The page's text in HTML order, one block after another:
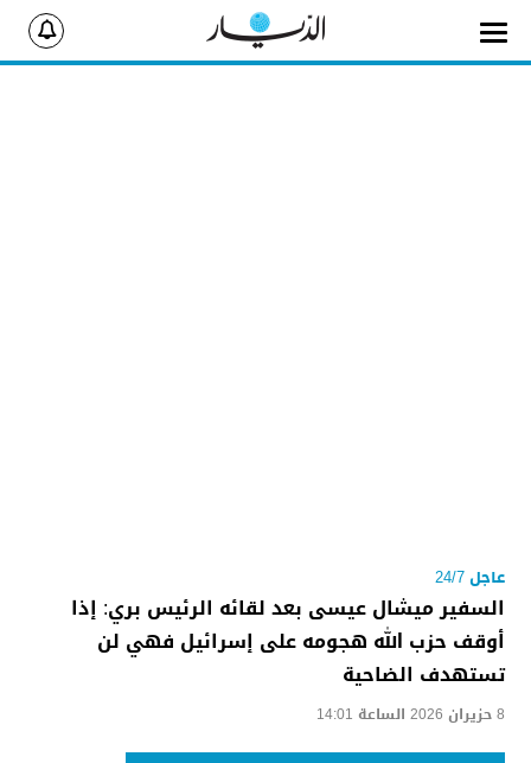
عاجل 24/7
السفير ميشال عيسى بعد لقائه الرئيس بري: إذا
أوقف حزب الله هجومه على إسرائيل فهي لن
تستهدف الضاحية
8 حزيران 2026 الساعة 14:01